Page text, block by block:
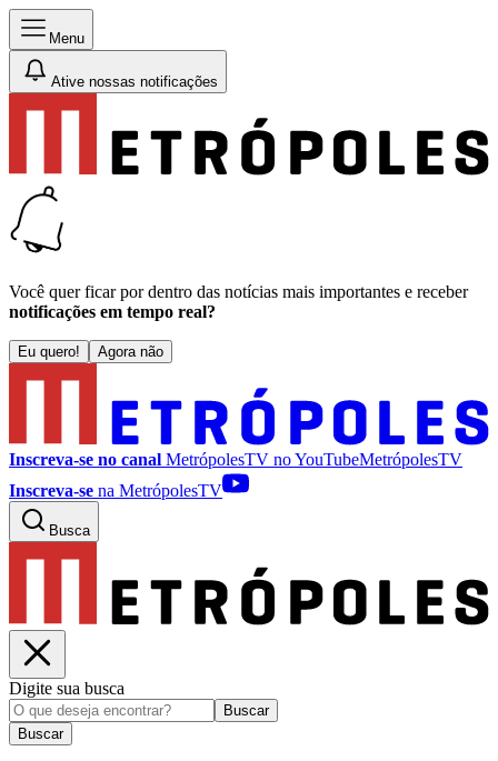
Menu
Ative nossas notificações
Você quer ficar por dentro das notícias mais importantes e receber
notificações em tempo real?
Eu quero! Agora não
Inscreva-se no canal MetrópolesTV noYouTubeMetrópolesTV
Inscreva-se na MetrópolesTV
Busca
Digite sua busca
Buscar
Buscar